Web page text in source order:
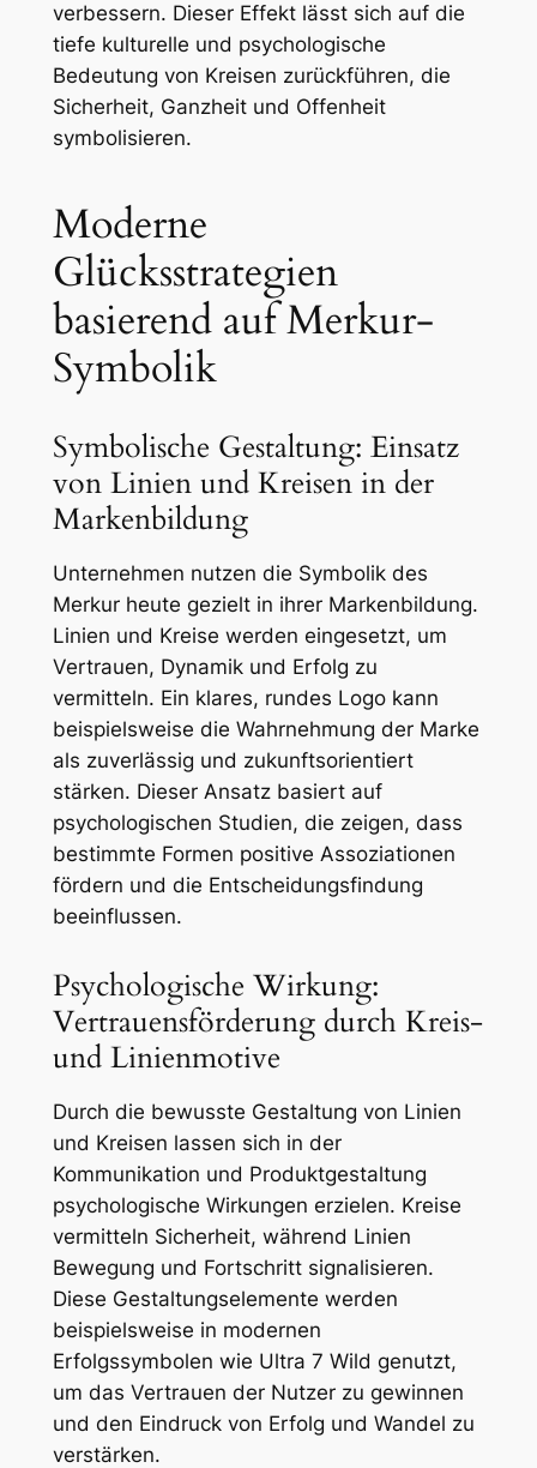
verbessern. Dieser Effekt lässt sich auf die
tiefe kulturelle und psychologische
Bedeutung von Kreisen zurückführen, die
Sicherheit, Ganzheit und Offenheit
symbolisieren.
Moderne
Glücksstrategien
basierend auf Merkur-
Symbolik
Symbolische Gestaltung: Einsatz
von Linien und Kreisen in der
Markenbildung
Unternehmen nutzen die Symbolik des
Merkur heute gezielt in ihrer Markenbildung.
Linien und Kreise werden eingesetzt, um
Vertrauen, Dynamik und Erfolg zu
vermitteln. Ein klares, rundes Logo kann
beispielsweise die Wahrnehmung der Marke
als zuverlässig und zukunftsorientiert
stärken. Dieser Ansatz basiert auf
psychologischen Studien, die zeigen, dass
bestimmte Formen positive Assoziationen
fördern und die Entscheidungsfindung
beeinflussen.
Psychologische Wirkung:
Vertrauensförderung durch Kreis-
und Linienmotive
Durch die bewusste Gestaltung von Linien
und Kreisen lassen sich in der
Kommunikation und Produktgestaltung
psychologische Wirkungen erzielen. Kreise
vermitteln Sicherheit, während Linien
Bewegung und Fortschritt signalisieren.
Diese Gestaltungselemente werden
beispielsweise in modernen
Erfolgssymbolen wie Ultra 7 Wild genutzt,
um das Vertrauen der Nutzer zu gewinnen
und den Eindruck von Erfolg und Wandel zu
verstärken.